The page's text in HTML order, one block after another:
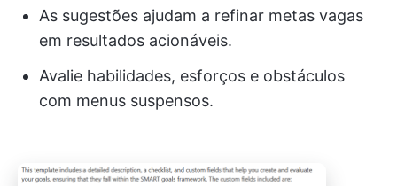
As sugestões ajudam a refinar metas vagas
em resultados acionáveis.
Avalie habilidades, esforços e obstáculos
com menus suspensos.